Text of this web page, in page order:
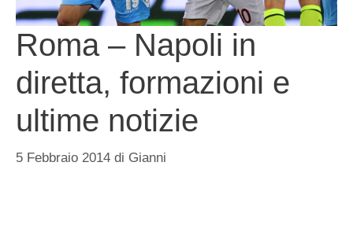
Roma – Napoli in
diretta, formazioni e
ultime notizie
5 Febbraio 2014 di Gianni